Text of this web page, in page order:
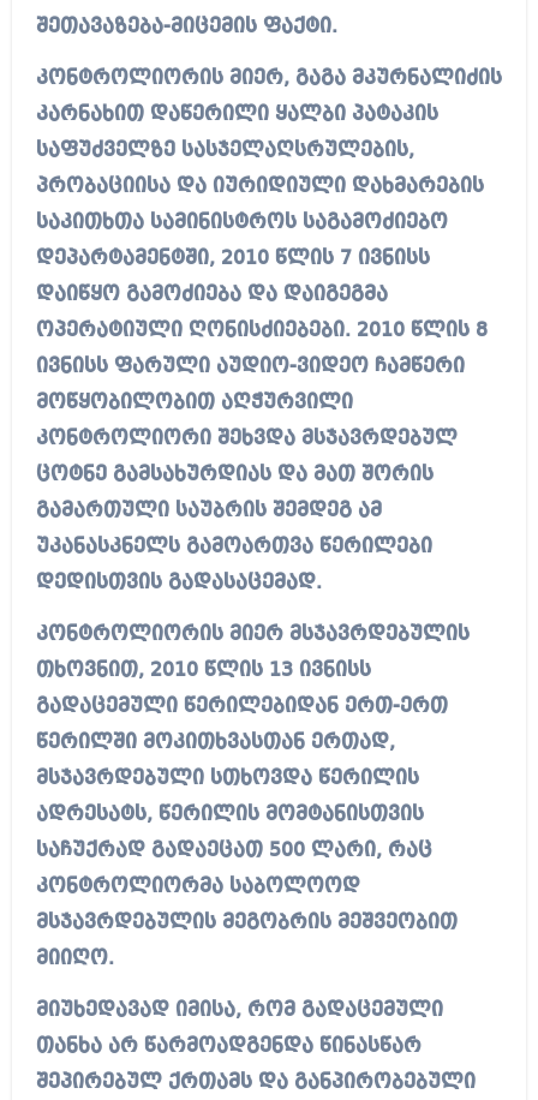
შეთავაზება-მიცემის ფაქტი.
კონტროლიორის მიერ, გაგა მკურნალიძის
კარნახით დაწერილი ყალბი პატაკის
საფუძველზე სასჯელაღსრულების,
პრობაციისა და იურიდიული დახმარების
საკითხთა სამინისტროს საგამოძიებო
დეპარტამენტში, 2010 წლის 7 ივნისს
დაიწყო გამოძიება და დაიგეგმა
ოპერატიული ღონისძიებები. 2010 წლის 8
ივნისს ფარული აუდიო-ვიდეო ჩამწერი
მოწყობილობით აღჭურვილი
კონტროლიორი შეხვდა მსჯავრდებულ
ცოტნე გამსახურდიას და მათ შორის
გამართული საუბრის შემდეგ ამ
უკანასკნელს გამოართვა წერილები
დედისთვის გადასაცემად.
კონტროლიორის მიერ მსჯავრდებულის
თხოვნით, 2010 წლის 13 ივნისს
გადაცემული წერილებიდან ერთ-ერთ
წერილში მოკითხვასთან ერთად,
მსჯავრდებული სთხოვდა წერილის
ადრესატს, წერილის მომტანისთვის
საჩუქრად გადაეცათ 500 ლარი, რაც
კონტროლიორმა საბოლოოდ
მსჯავრდებულის მეგობრის მეშვეობით
მიიღო.
მიუხედავად იმისა, რომ გადაცემული
თანხა არ წარმოადგენდა წინასწარ
შეპირებულ ქრთამს და განპირობებული